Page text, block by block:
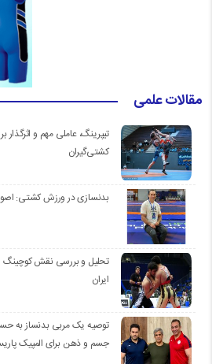
مقالات علمی
تیپرینگ، عاملی مهم و
کشتی‌گیران
بدنسازی در ورزش کشتی:
تحلیل و بررسی نقش کوچینگ
ایران
توصیه یک مربی بدنساز به
جسم و ذهن برای المپیک